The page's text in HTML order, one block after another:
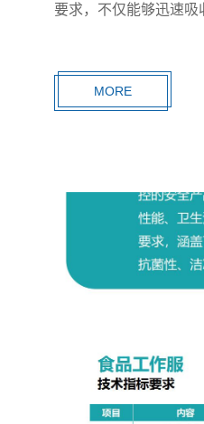
要求，不仅能够迅速
MORE